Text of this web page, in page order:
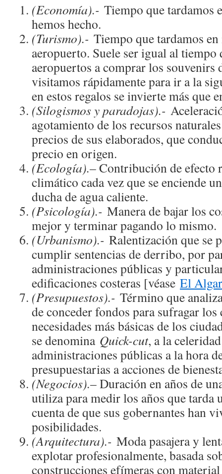
(Economía).- Tiempo que tardamos
hemos hecho.
(Turismo).- Tiempo que tardamos
aeropuerto. Suele ser igual al tiempo
aeropuertos a comprar los souvenirs
visitamos rápidamente para ir a la
en estos regalos se invierte más que
(Silogismos y paradojas).-
agotamiento de los recursos
precios de sus elaborados, que
precio en origen.
(Ecología).– Contribución de efecto
climático cada vez que se enciende
ducha de agua caliente.
(Psicología).- Manera de bajar los
mejor y terminar pagando lo mismo.
(Urbanismo).- Ralentización que se
cumplir sentencias de derribo, por
administraciones públicas y
edificaciones costeras [véase El
(Presupuestos).- Término que
de conceder fondos para sufragar los
necesidades más básicas de los
se denomina Quick-cut, a la
administraciones públicas a la hora
presupuestarias a acciones de
(Negocios).– Duración en años de
utiliza para medir los años que tarda
cuenta de que sus gobernantes han
posibilidades.
(Arquitectura).- Moda pasajera y
explotar profesionalmente, basada
construcciones efímeras con